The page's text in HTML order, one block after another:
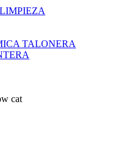
LIMPIEZA
TALONERA